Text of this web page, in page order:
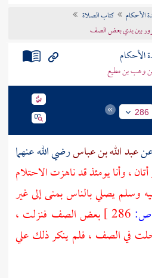
الأحكام
كتاب الصلاة
بين يدي بعض الصف
الأحكام
وهب بن مطيع
286
عبد الله بن عباسرضي الله عنهما
، وأنا يومئذ قد ناهزت الاحتلام
وسلم يصلي بالناسبمنىإلى غير
ص:
بعض الصف فنزلت ،
في الصف ، فلم ينكر ذلك علي